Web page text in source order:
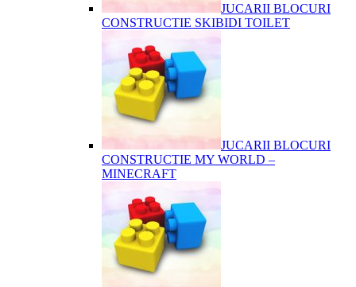
JUCARII BLOCURI
CONSTRUCTIE SKIBIDI TOILET
JUCARII BLOCURI
CONSTRUCTIE MY WORLD –
MINECRAFT